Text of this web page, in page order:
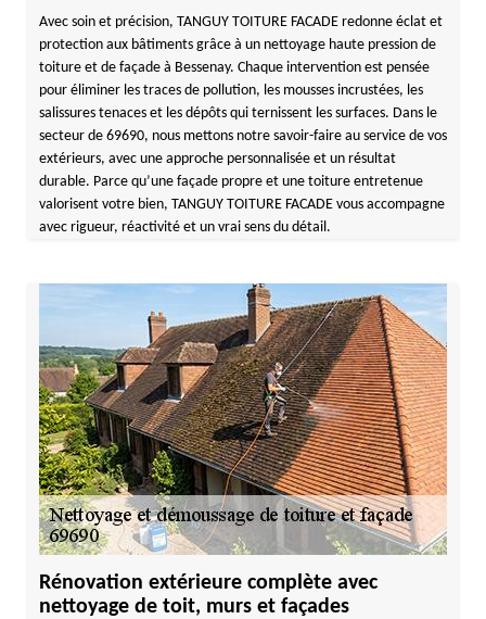
Avec soin et précision, TANGUY TOITURE FACADE redonne éclat et
protection aux bâtiments grâce à un nettoyage haute pression de
toiture et de façade à Bessenay. Chaque intervention est pensée
pour éliminer les traces de pollution, les mousses incrustées, les
salissures tenaces et les dépôts qui ternissent les surfaces. Dans le
secteur de 69690, nous mettons notre savoir-faire au service de vos
extérieurs, avec une approche personnalisée et un résultat
durable. Parce qu’une façade propre et une toiture entretenue
valorisent votre bien, TANGUY TOITURE FACADE vous accompagne
avec rigueur, réactivité et un vrai sens du détail.
Rénovation extérieure complète avec
nettoyage de toit, murs et façades